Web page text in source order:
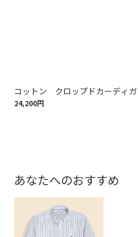
コットン クロップドカーディガ
24,200円
あなたへのおすすめ